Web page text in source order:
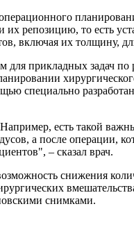
репозицию, то есть
включая их толщину,
прикладных задач
специально
есть такой
а после операции,
– сказал врач.
снижения
снимками.